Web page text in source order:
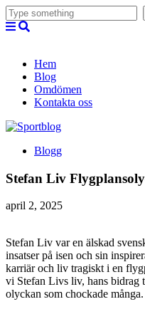
Hem
Blog
Omdömen
Kontakta oss
Blogg
Stefan Liv
april 2, 2025
Stefan Liv var en älskad
insatser på isen och sin
karriär och liv tragiskt i en
vi Stefan Livs liv, hans bidrag
olyckan som chockade många.